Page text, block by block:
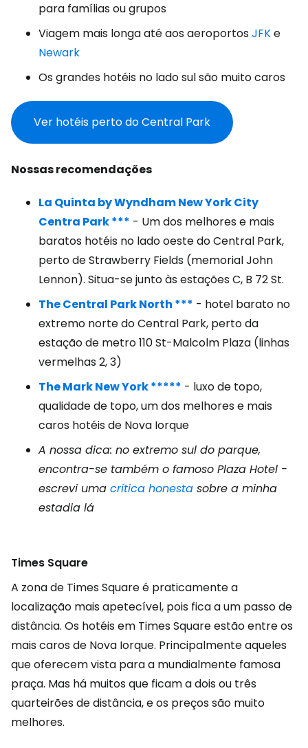
para famílias ou grupos
Viagem mais longa até aos aeroportosJFKe
Newark
Os grandes hotéis no lado sul são muito caros
Ver hotéis perto do Central Park
Nossas recomendações
La Quinta by Wyndham New York City
Centra Park *** - Um dos melhores e mais
baratos hotéis no lado oeste do Central Park,
perto de Strawberry Fields (memorial John
Lennon). Situa-se junto às estações C, B 72 St.
The Central Park North *** - hotel barato no
extremo norte do Central Park, perto da
estação de metro 110 St-Malcolm Plaza (linhas
vermelhas 2, 3)
The Mark New York ***** - luxo de topo,
qualidade de topo, um dos melhores e mais
caros hotéis de Nova Iorque
A nossa dica: no extremo sul do parque,
encontra-se também o famoso Plaza Hotel -
escrevi uma crítica honesta sobre a minha
estadia lá
Times Square
A zona de Times Square é praticamente a
localização mais apetecível, pois fica a um passo de
distância. Os hotéis em Times Square estão entre os
mais caros de Nova Iorque. Principalmente aqueles
que oferecem vista para a mundialmente famosa
praça. Mas há muitos que ficam a dois ou três
quarteirões de distância, e os preços são muito
melhores.